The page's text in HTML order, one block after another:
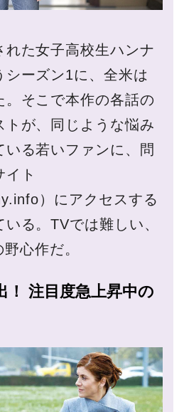
れた女子高校生ハンナ
シーズン1に、全米は
。そこで本作の各話の
トが、同じような悩み
る若いファンに、問
ト
）にアクセスする
る。TVでは難しい、
心作だ。
！ 注目度急上昇中の